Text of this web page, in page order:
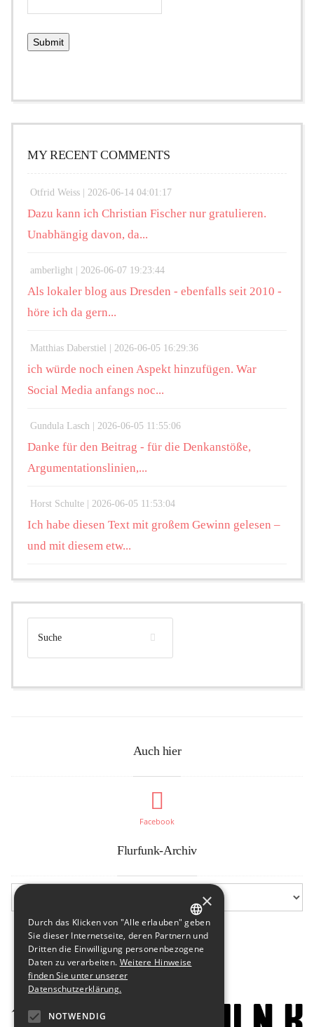
MY RECENT COMMENTS
Otfrid Weiss | 2026-06-14 04:01:17
Dazu kann ich Christian Fischer nur gratulieren.
Unabhängig davon, da...
amberlight | 2026-06-07 19:23:44
Als lokaler blog aus Dresden - ebenfalls seit 2010 -
höre ich da gern...
Matthias Daberstiel | 2026-06-05 16:29:36
ich würde noch einen Aspekt hinzufügen. War
Social Media anfangs noc...
Gundula Lasch | 2026-06-05 11:55:06
Danke für den Beitrag - für die Denkanstöße,
Argumentationslinien,...
Horst Schulte | 2026-06-05 11:53:04
Ich habe diesen Text mit großem Gewinn gelesen –
und mit diesem etw...
Auch hier
Facebook
Flurfunk-Archiv
GERMAN
ENGLISH
×
Durch das Klicken von "Alle erlauben" geben
Sie dieser Internetseite, deren Partnern und
Dritten die Einwilligung personenbezogene
Daten zu verarbeiten. Weitere Hinweise
finden Sie unter unserer
Datenschutzerklärung.
NOTWENDIG